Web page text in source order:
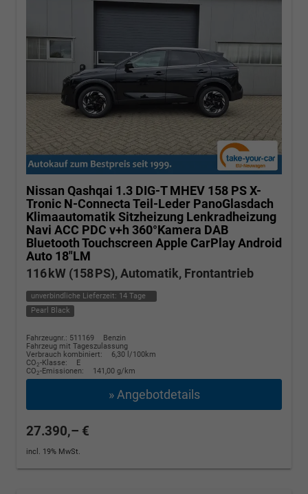
Nissan Qashqai 1.3 DIG-T MHEV 158 PS X-
Tronic N-Connecta Teil-Leder PanoGlasdach
Klimaautomatik Sitzheizung Lenkradheizung
Navi ACC PDC v+h 360°Kamera DAB
Bluetooth Touchscreen Apple CarPlay Android
Auto 18"LM
116 kW (158 PS), Automatik, Frontantrieb
unverbindliche Lieferzeit: 14 Tage
Pearl Black
Fahrzeugnr.: 511169
Benzin
Fahrzeug mit Tageszulassung
Verbrauch kombiniert:
6,30 l/100km
CO2-Klasse:
E
CO2-Emissionen: 141,00 g/km
» Angebotdetails
27.390,– €
incl. 19% MwSt.